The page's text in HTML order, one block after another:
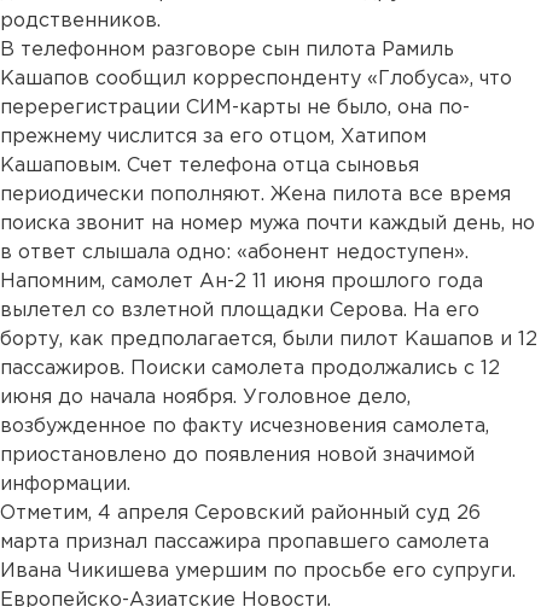
родственников.
В телефонном разговоре сын пилота Рамиль
Кашапов сообщил корреспонденту «Глобуса», что
перерегистрации СИМ-карты не было, она по-
прежнему числится за его отцом, Хатипом
Кашаповым. Счет телефона отца сыновья
периодически пополняют. Жена пилота все время
поиска звонит на номер мужа почти каждый день, но
в ответ слышала одно: «абонент недоступен».
Напомним, самолет Ан-2 11 июня прошлого года
вылетел со взлетной площадки Серова. На его
борту, как предполагается, были пилот Кашапов и 12
пассажиров. Поиски самолета продолжались с 12
июня до начала ноября. Уголовное дело,
возбужденное по факту исчезновения самолета,
приостановлено до появления новой значимой
информации.
Отметим, 4 апреля Серовский районный суд 26
марта признал пассажира пропавшего самолета
Ивана Чикишева умершим по просьбе его супруги.
Европейско-Азиатские Новости.